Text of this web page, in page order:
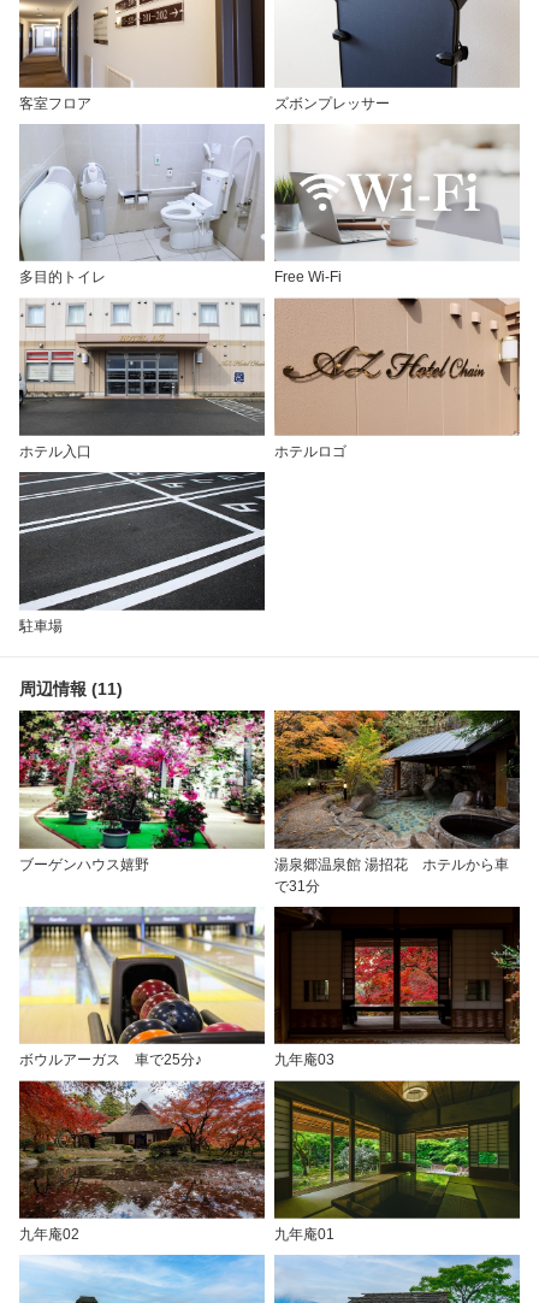
客室フロア ズボンプレッサー
多目的トイレ Free Wi-Fi
ホテル入口 ホテルロゴ
駐車場
周辺情報 (11)
ブーゲンハウス嬉野
湯泉郷温泉館 湯招花 ホテルから車
で31分
ボウルアーガス 車で25分♪ 九年庵03
九年庵02 九年庵01